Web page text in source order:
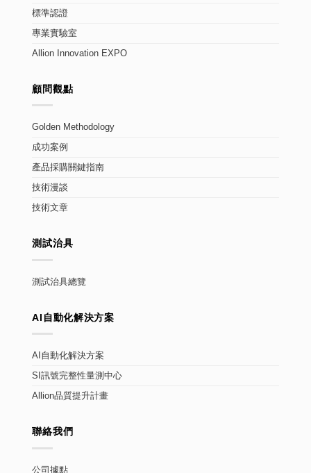
標準認證
專業實驗室
Allion Innovation EXPO
顧問觀點
Golden Methodology
成功案例
產品採購關鍵指南
技術漫談
技術文章
測試治具
測試治具總覽
AI自動化解決方案
AI自動化解決方案
SI訊號完整性量測中心
Allion品質提升計畫
聯絡我們
公司據點